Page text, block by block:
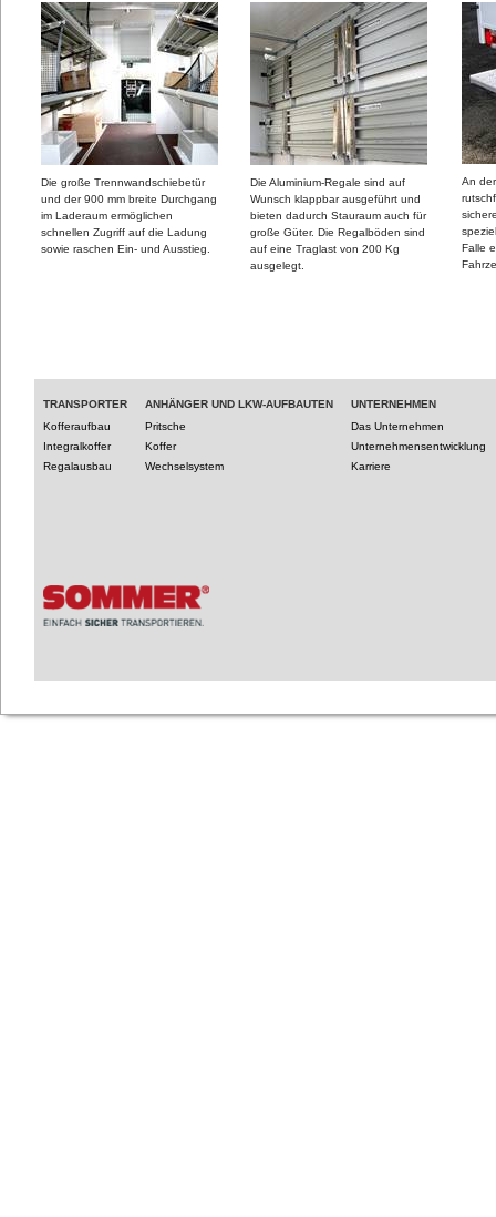
Die große Trennwandschiebetür
und der 900 mm breite Durchgang
im Laderaum ermöglichen
schnellen Zugriff auf die Ladung
sowie raschen Ein- und Ausstieg.
Die Aluminium-Regale sind auf
Wunsch klappbar ausgeführt und
bieten dadurch Stauraum auch für
große Güter. Die Regalböden sind
auf eine Traglast von 200 Kg
ausgelegt.
An
Falle
TRANSPORTER
Kofferaufbau
Integralkoffer
Regalausbau
ANHÄNGER UND LKW-AUFBAUTEN
Pritsche
Koffer
Wechselsystem
UNTERNEHMEN
Das Unternehmen
Unternehmensentwicklung
Karriere